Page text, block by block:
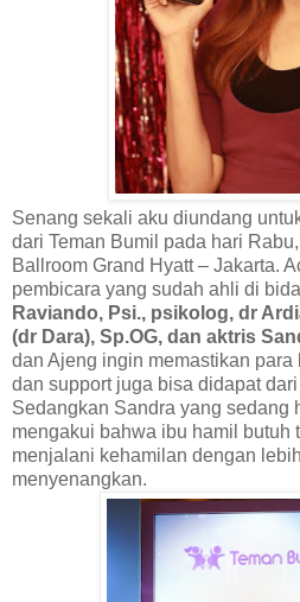
Senang sekali aku diundang
dari Teman Bumil pada hari
Ballroom Grand Hyatt – Jakarta.
pembicara yang sudah ahli di
Raviando, Psi., psikolog, dr
(dr Dara), Sp.OG, dan aktris
dan Ajeng ingin memastikan
dan support juga bisa didapat
Sedangkan Sandra yang sedang
mengakui bahwa ibu hamil butuh
menjalani kehamilan dengan
menyenangkan.